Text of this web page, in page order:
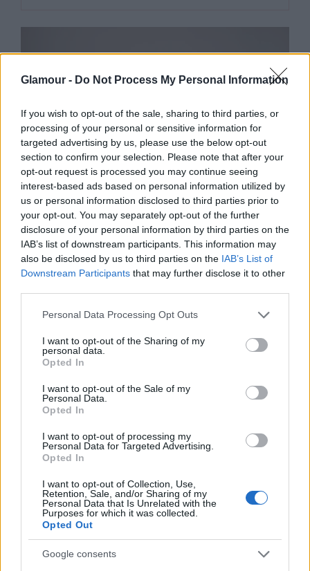
Glamour - Do Not Process My Personal Information
If you wish to opt-out of the sale, sharing to third parties, or
processing of your personal or sensitive information for
targeted advertising by us, please use the below opt-out
section to confirm your selection. Please note that after your
opt-out request is processed you may continue seeing
interest-based ads based on personal information utilized by
us or personal information disclosed to third parties prior to
your opt-out. You may separately opt-out of the further
disclosure of your personal information by third parties on the
IAB’s list of downstream participants. This information may
also be disclosed by us to third parties on the IAB’s List of
Downstream Participants that may further disclose it to other
Please note that this website/app uses one or more Google
not limited to your visit or usage behaviour. You may click to
grant or deny consent to Google and its third-party tags to
use your data for below specified purposes in below Google
consent section.
Personal Data Processing Opt Outs
I want to opt-out of the Sharing of my
personal data.
Opted In
I want to opt-out of the Sale of my
Personal Data.
Opted In
I want to opt-out of processing my
Personal Data for Targeted Advertising.
Opted In
I want to opt-out of Collection, Use,
Retention, Sale, and/or Sharing of my
Personal Data that Is Unrelated with the
Purposes for which it was collected.
Opted Out
Google consents
SZTÁRHÍREK
Schobert Lara: „Szeretném, ha
végre nem csak a szüleimet látnák
bennem”
DIVAT
Döbbenetes! Így nézett ki Rubint